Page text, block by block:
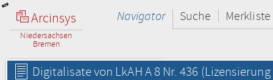
Arcinsys
Niedersachsen
Bremen
Navigator Suche Merkliste
Digitalisate von LkAH A 8 Nr. 436